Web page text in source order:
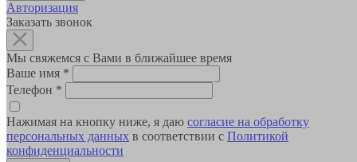
Авторизация
Заказать звонок
Мы свяжемся с Вами в ближайшее время
Ваше имя *
Телефон *
Нажимая на кнопку ниже, я даю согласие на обработку
персональных данных в соответствии с Политикой
конфиденциальности